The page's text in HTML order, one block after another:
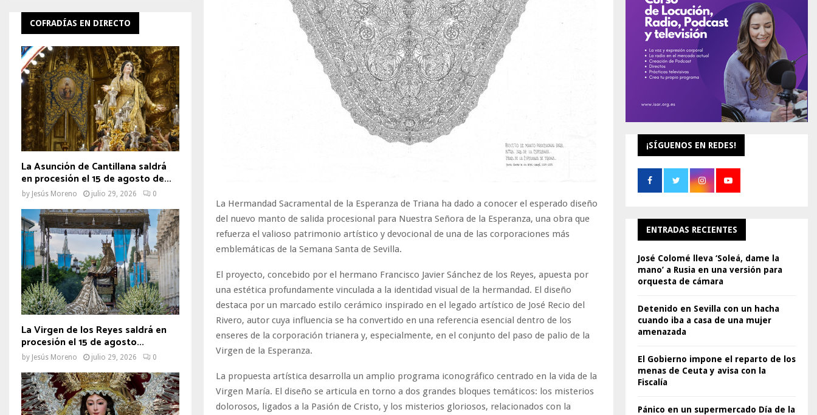
La Hermandad Sacramental de la Esperanza de Triana ha dado a conocer el esperado diseño
del nuevo manto de salida procesional para Nuestra Señora de la Esperanza, una obra que
refuerza el valioso patrimonio artístico y devocional de una de las corporaciones más
emblemáticas de la Semana Santa de Sevilla.
El proyecto, concebido por el hermano Francisco Javier Sánchez de los Reyes, apuesta por
una estética profundamente vinculada a la identidad visual de la hermandad. El diseño
destaca por un marcado estilo cerámico inspirado en el legado artístico de José Recio del
Rivero, autor cuya influencia se ha convertido en una referencia esencial dentro de los
enseres de la corporación trianera y, especialmente, en el conjunto del paso de palio de la
Virgen de la Esperanza.
La propuesta artística desarrolla un amplio programa iconográfico centrado en la vida de la
Virgen María. El diseño se articula en torno a dos grandes bloques temáticos: los misterios
dolorosos, ligados a la Pasión de Cristo, y los misterios gloriosos, relacionados con la
COFRADÍAS EN DIRECTO
La Asunción de Cantillana saldrá
en procesión el 15 de agosto de...
by Jesús Moreno julio 29, 2026 0
La Virgen de los Reyes saldrá en
procesión el 15 de agosto...
by Jesús Moreno julio 29, 2026 0
C
H
¡SÍGUENOS EN REDES!
ENTRADAS RECIENTES
José Colomé lleva ‘Soleá, dame la
mano’ a Rusia en una versión para
orquesta de cámara
Detenido en Sevilla con un hacha
cuando iba a casa de una mujer
amenazada
El Gobierno impone el reparto de los
menas de Ceuta y avisa con la
Fiscalía
Pánico en un supermercado Día de la